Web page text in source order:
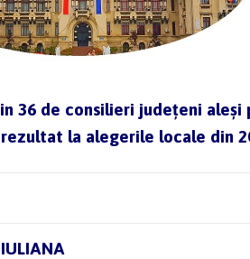
36 de consilieri județeni aleși
la alegerile locale din